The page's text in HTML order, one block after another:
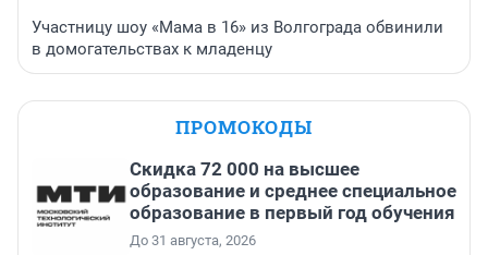
Участницу шоу «Мама в 16» из Волгограда обвинили
в домогательствах к младенцу
ПРОМОКОДЫ
Скидка 72 000 на высшее
образование и среднее специальное
образование в первый год обучения
До 31 августа, 2026